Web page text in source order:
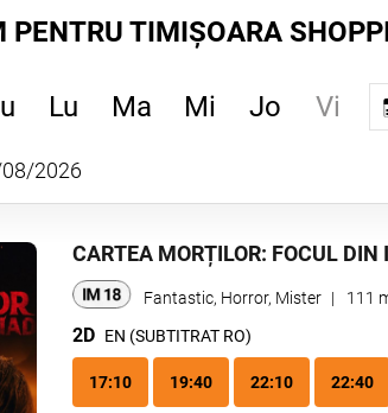
PENTRU TIMIȘOARA
Lu Ma Mi Jo Vi
2026
CARTEA MORȚILOR: FOCUL DIN
Fantastic, Horror, Mister | 111
2D EN (SUBTITRAT RO)
17:10 19:40 22:10 22:40